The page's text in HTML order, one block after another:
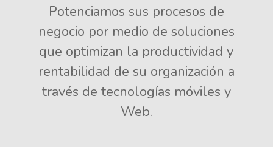
Potenciamos sus procesos de
negocio por medio de soluciones
que optimizan la productividad y
rentabilidad de su organización a
través de tecnologías móviles y
Web.